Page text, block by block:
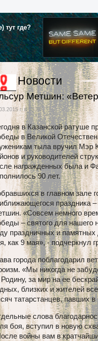
тут где?
Новости
Метшин:
г. в 15:24
в Казанской ратуше
в Великой
тыла вручил Мэр
и руководителей
награжденных была и
90 лет.
в главном зале
праздника
«Совсем немного
– святого для нашего
праздничных и памятных
как 9 мая», - подчеркнул
города поблагодарил
«Мы никогда не
за мир на ее
близких и жителей
татарстанцев, павших
слова
боя, вступил в новую
войны вам в